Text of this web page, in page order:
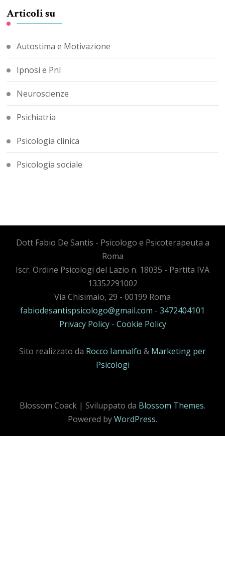
Articoli su
Autostima e Motivazione
Ipnosi e Pnl
Neuroscienze
Psichiatria
Psicologia clinica
Psicologia sociale
Dott Fabio De Santis - Psicologo e Psicoterapeuta a
Roma
Iscr. Ordine Psicologi del Lazio n. 18035 - Partita IVA
13352291002
Via Chisimaio, 29 - 00199 Roma
fabiodesantispsicologo@gmail.com - 3472404101
Privacy Policy- Cookie Policy
Sito realizzato da Rocco Iannalfo & Marketing per
Psicologi
Blossom Coack | Sviluppato da Blossom Themes.
Powered byWordPress.